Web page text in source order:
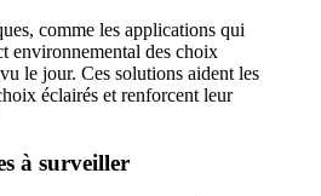
comme les applications qui
environnemental des choix
le jour. Ces solutions aident les
éclairés et renforcent leur
à surveiller